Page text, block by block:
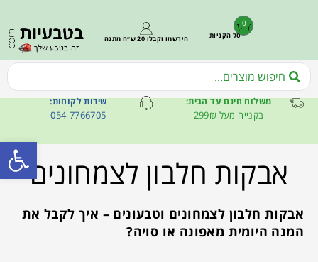
0
סל הקניות הירשמו וקבלו 20 ש״ח מתנה
משלוח חינם עד הבית:
בקנייה מעל 299₪
שירות לקוחות:
054-7766705
אבקות חלבון לצמחונים
אבקות חלבון לצמחונים וטבעונים – איך לקבל את
המנה היומית מאפונה או סויה?
פתח